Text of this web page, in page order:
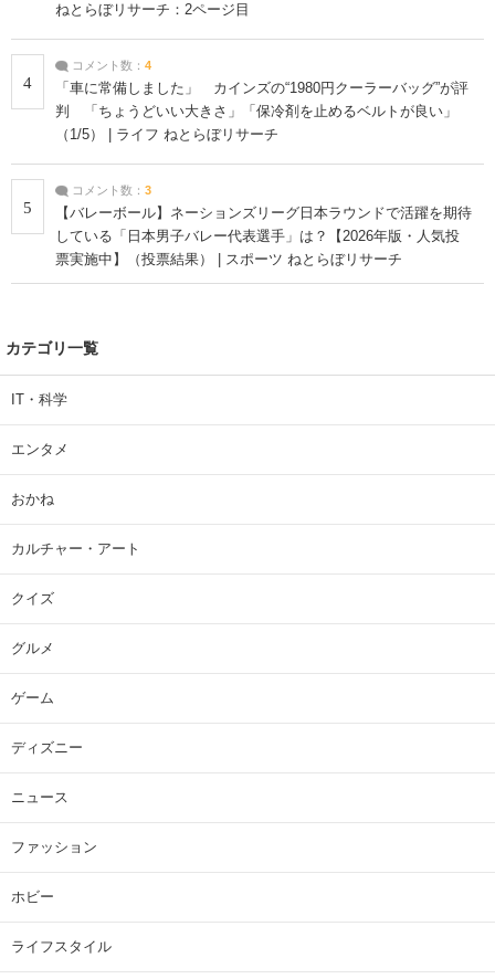
ねとらぼリサーチ：2ページ目
4
コメント数： 4
「車に常備しました」 カインズの“1980円クーラーバッグ”が評
判 「ちょうどいい大きさ」「保冷剤を止めるベルトが良い」
（1/5） | ライフ ねとらぼリサーチ
5
コメント数： 3
【バレーボール】ネーションズリーグ日本ラウンドで活躍を期待
している「日本男子バレー代表選手」は？【2026年版・人気投
票実施中】（投票結果） | スポーツ ねとらぼリサーチ
カテゴリ一覧
IT・科学
エンタメ
おかね
カルチャー・アート
クイズ
グルメ
ゲーム
ディズニー
ニュース
ファッション
ホビー
ライフスタイル